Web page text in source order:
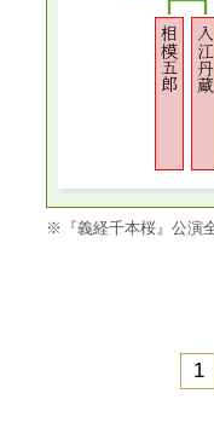
※『義経千本桜』公演
1